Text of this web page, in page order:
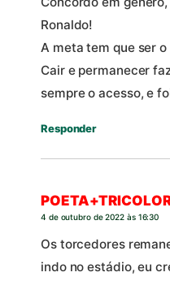
Ronaldo!
A meta tem que ser o
Cair e permanecer
sempre o acesso, e
Responder
4 de outubro de 2022 às 16:30
Os torcedores
indo no estádio, eu